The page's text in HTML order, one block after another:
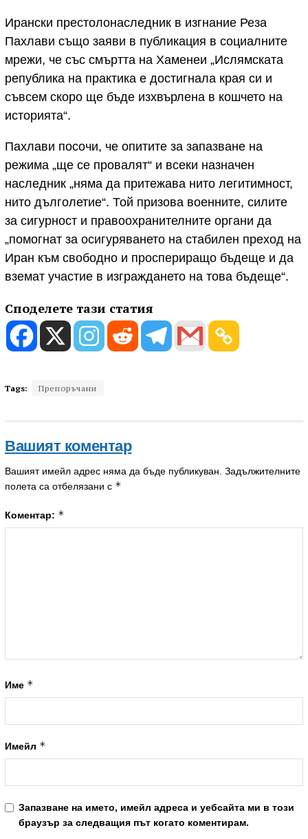
Ирански престолонаследник в изгнание Реза
Пахлави също заяви в публикация в социалните
мрежи, че със смъртта на Хаменеи „Ислямската
република на практика е достигнала края си и
съвсем скоро ще бъде изхвърлена в кошчето на
историята“.
Пахлави посочи, че опитите за запазване на
режима „ще се провалят“ и всеки назначен
наследник „няма да притежава нито легитимност,
нито дълголетие“. Той призова военните, силите
за сигурност и правоохранителните органи да
„помогнат за осигуряването на стабилен преход на
Иран към свободно и проспериращо бъдеще и да
вземат участие в изграждането на това бъдеще“.
Споделете тази статия
Tags: Препоръчани
Вашият коментар
Вашият имейл адрес няма да бъде публикуван. Задължителните
полета са отбелязани с *
Коментар: *
Име *
Имейл *
Запазване на името, имейл адреса и уебсайта ми в този
браузър за следващия път когато коментирам.